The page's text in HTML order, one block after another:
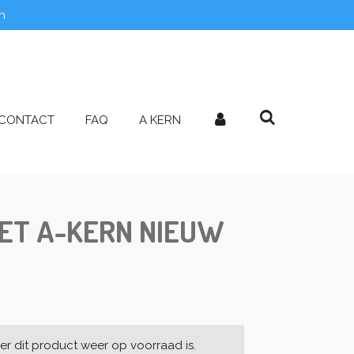
FAQ A KERN
A-KERN NIEUW
dit product weer op voorraad is.